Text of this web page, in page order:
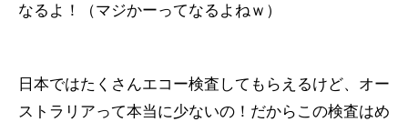
なるよ！（マジかーってなるよねｗ）
日本ではたくさんエコー検査してもらえるけど、オー
ストラリアって本当に少ないの！だからこの検査はめ